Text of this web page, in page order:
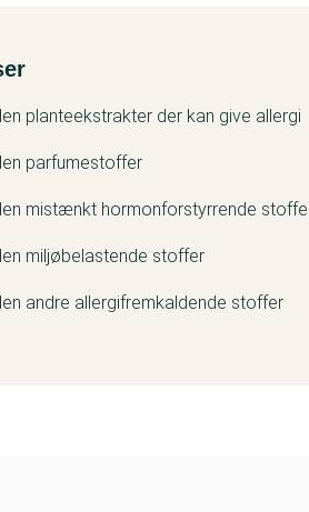
planteekstrakter der kan give allergi
parfumestoffer
mistænkt hormonforstyrrende
miljøbelastende stoffer
andre allergifremkaldende stoffer